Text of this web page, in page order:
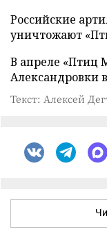
Российские
уничтожают
В апреле «Птиц
Александровки
Текст: Алексей